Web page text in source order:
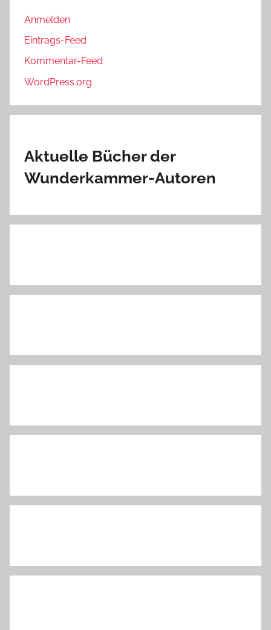
Anmelden
Eintrags-Feed
Kommentar-Feed
WordPress.org
Aktuelle Bücher der
Wunderkammer-Autoren